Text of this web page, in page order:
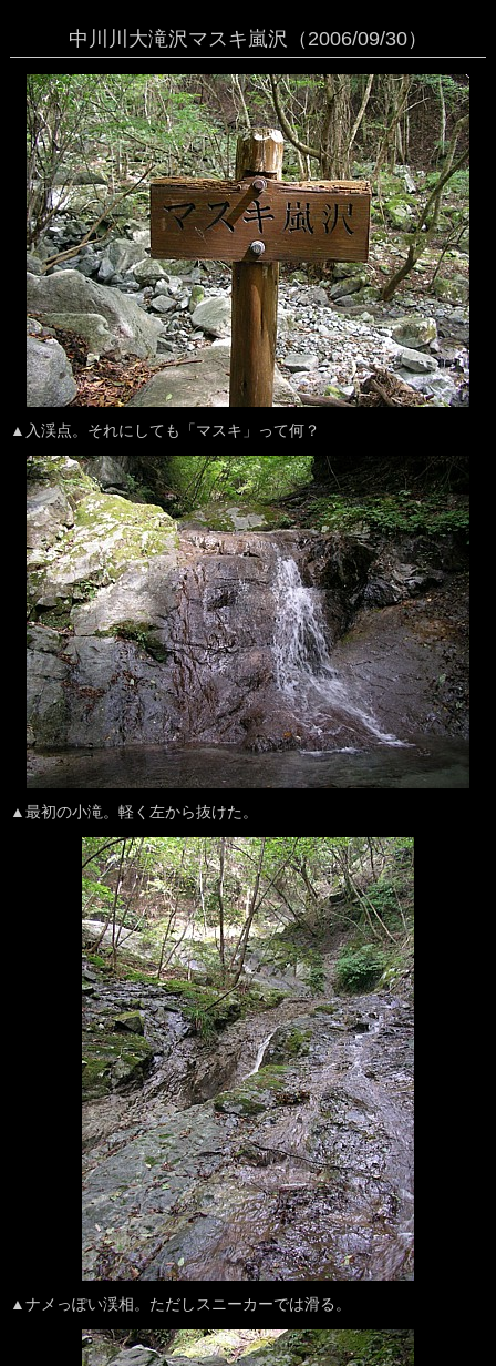
中川川大滝沢マスキ嵐沢（2006/09/30）
▲入渓点。それにしても「マスキ」って何？
▲最初の小滝。軽く左から抜けた。
▲ナメっぽい渓相。ただしスニーカーでは滑る。